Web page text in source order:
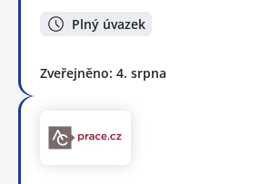
Plný úvazek
Zveřejněno: 4. srpna